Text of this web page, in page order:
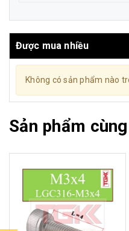
Được mua nhiều
Không có sản phẩm nào
Sản phẩm